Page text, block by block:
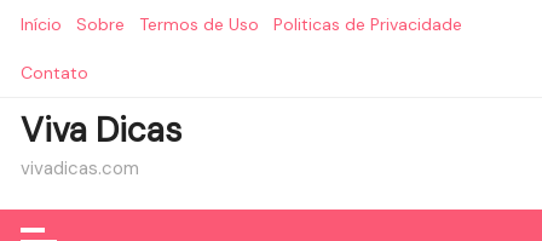
Início Sobre Termos de Uso Politicas de Privacidade
Contato
Viva Dicas
vivadicas.com